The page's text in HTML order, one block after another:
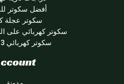
أفضل سكوتر
سكوتر عجلة
سكوتر كهربائي على
سكوتر كهربائي 3 عجلات